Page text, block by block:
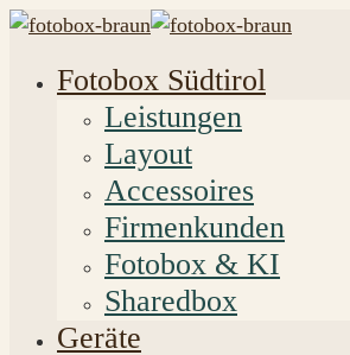
Fotobox Südtirol
Leistungen
Layout
Accessoires
Firmenkunden
Fotobox & KI
Sharedbox
Geräte